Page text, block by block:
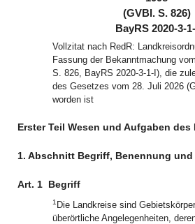
(GVBl. S. 826)
BayRS 2020-3-1-I
Vollzitat nach RedR:
Fassung der Bekanntmachung
S. 826, BayRS 2020-3-1-I), die
des Gesetzes vom 28. Juli 2026
worden ist
Erster Teil Wesen und Aufgaben
1. Abschnitt Begriff, Benennung
Art. 1 Begriff
1 Die Landkreise sind
überörtliche Angelegenheiten,